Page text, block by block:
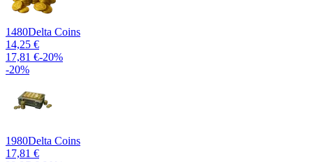
1480Delta Coins
14,25 €
17,81 €-20%
-20%
1980Delta Coins
17,81 €